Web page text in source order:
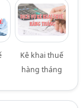
Kê khai thuế
hàng tháng